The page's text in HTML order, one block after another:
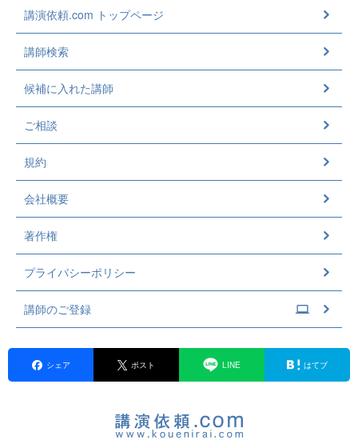
講演依頼.com トップページ
講師検索
候補に入れた講師
ご相談
規約
会社概要
著作権
プライバシーポリシー
講師のご登録
シェア ポスト LINE はてブ